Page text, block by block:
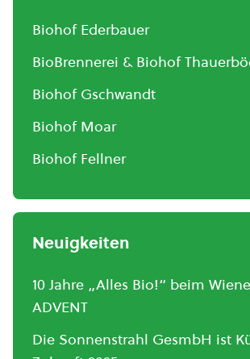
Biohof Ederbauer
BioBrennerei & Biohof
Biohof Gschwandt
Biohof Moar
Biohof Fellner
Neuigkeiten
10 Jahre „Alles Bio!“ beim
ADVENT
Die Sonnenstrahl GesmbH ist